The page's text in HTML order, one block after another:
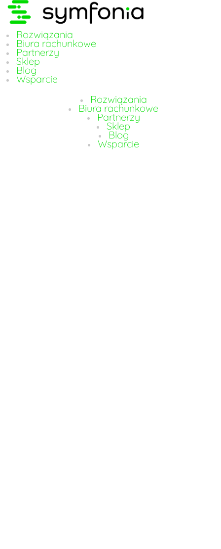
Rozwiązania
Biura rachunkowe
Partnerzy
Sklep
Blog
Wsparcie
Rozwiązania
Biura rachunkowe
Partnerzy
Sklep
Blog
Wsparcie